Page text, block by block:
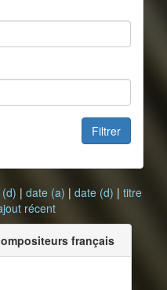
Filtrer
| date (a) | date (d) | titre
récent
français